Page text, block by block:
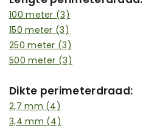
100 meter (3)
150 meter (3)
250 meter (3)
500 meter (3)
Dikte perimeterdraad:
2,7 mm (4)
3,4 mm (4)